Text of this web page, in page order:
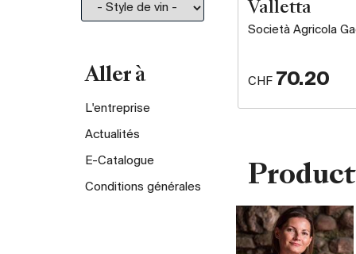
Aller à
L'entreprise
Actualités
E-Catalogue
Conditions générales
Valletta
Società Agricola
CHF 70.20